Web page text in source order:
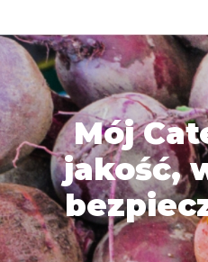
Mój
jakość,